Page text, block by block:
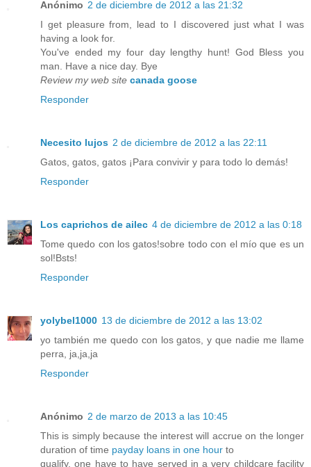
Anónimo 2 de diciembre de 2012 a las 21:32
I get pleasure from, lead to I discovered just what I was
having a look for.
You've ended my four day lengthy hunt! God Bless you
man. Have a nice day. Bye
Review my web site canada goose
Responder
Necesito lujos 2 de diciembre de 2012 a las 22:11
Gatos, gatos, gatos ¡Para convivir y para todo lo demás!
Responder
Los caprichos de ailec 4 de diciembre de 2012 a las 0:18
Tome quedo con los gatos!sobre todo con el mío que es un
sol!Bsts!
Responder
yolybel1000 13 de diciembre de 2012 a las 13:02
yo también me quedo con los gatos, y que nadie me llame
perra, ja,ja,ja
Responder
Anónimo 2 de marzo de 2013 a las 10:45
This is simply because the interest will accrue on the longer
duration of time payday loans in one hour to
qualify, one have to have served in a very childcare facility